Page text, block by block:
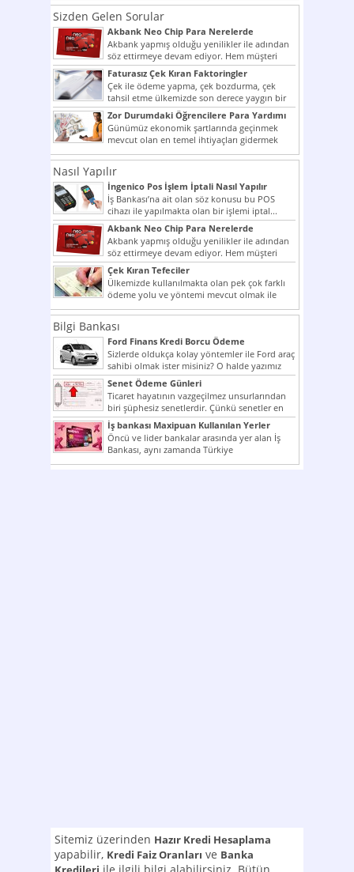
Sizden Gelen Sorular
Akbank Neo Chip Para Nerelerde
Kullanılır?
Akbank yapmış olduğu yenilikler ile adından
söz ettirmeye devam ediyor. Hem müşteri
potansiyelini arttırmak hem...
Faturasız Çek Kıran Faktoringler
Çek ile ödeme yapma, çek bozdurma, çek
tahsil etme ülkemizde son derece yaygın bir
şekilde...
Zor Durumdaki Öğrencilere Para Yardımı
Günümüz ekonomik şartlarında geçinmek
mevcut olan en temel ihtiyaçları gidermek
dahi son derece zor olmak...
Nasıl Yapılır
İngenico Pos İşlem İptali Nasıl Yapılır
İş Bankası’na ait olan söz konusu bu POS
cihazı ile yapılmakta olan bir işlemi iptal...
Akbank Neo Chip Para Nerelerde
Kullanılır?
Akbank yapmış olduğu yenilikler ile adından
söz ettirmeye devam ediyor. Hem müşteri
potansiyelini arttırmak hem...
Çek Kıran Tefeciler
Ülkemizde kullanılmakta olan pek çok farklı
ödeme yolu ve yöntemi mevcut olmak ile
beraber bunlar...
Bilgi Bankası
Ford Finans Kredi Borcu Ödeme
Sizlerde oldukça kolay yöntemler ile Ford araç
sahibi olmak ister misiniz? O halde yazımız
ilginizi...
Senet Ödeme Günleri
Ticaret hayatının vazgeçilmez unsurlarından
biri şüphesiz senetlerdir. Çünkü senetler en
çok kullanılan ödeme araçlarıdır. Taksitler...
İş bankası Maxipuan Kullanılan Yerler
Öncü ve lider bankalar arasında yer alan İş
Bankası, aynı zamanda Türkiye
Cumhuriyeti’nin ilk milli...
Sitemiz üzerinden Hazır Kredi Hesaplama
yapabilir, Kredi Faiz Oranları ve Banka